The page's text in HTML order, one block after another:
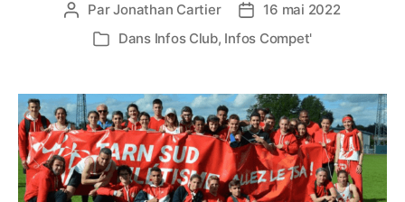
Auteur
l’article
ParJonathan Cartier
Date
de
l’article
16 mai 2022
Catégories
Dans Infos Club, Infos Compet'